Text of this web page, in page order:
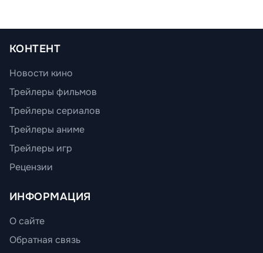
КОНТЕНТ
Новости кино
Трейлеры фильмов
Трейлеры сериалов
Трейлеры аниме
Трейлеры игр
Рецензии
ИНФОРМАЦИЯ
О сайте
Обратная связь